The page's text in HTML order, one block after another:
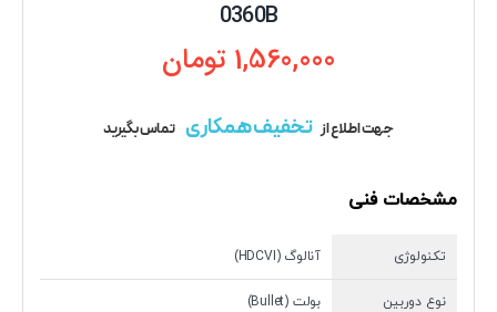
0360B
1,560,000 تومان
جهت اطلاع از تخفیف همکاری تماس بگیرید
مشخصات فنی
تکنولوژی آنالوگ (HDCVI)
نوع دوربین بولت (Bullet)